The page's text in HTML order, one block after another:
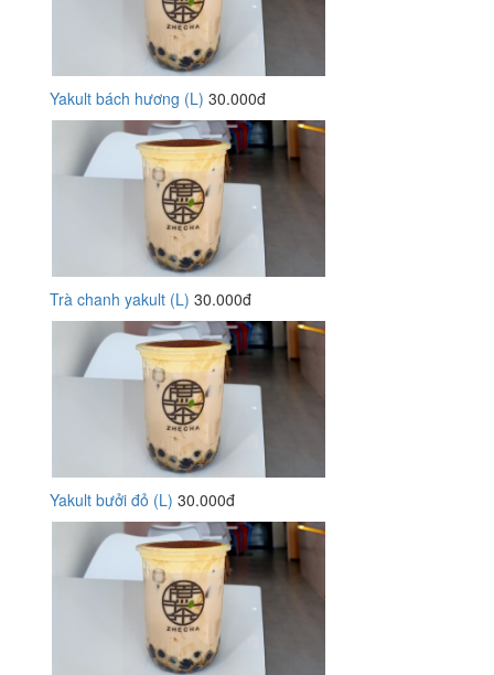
Yakult bách hương (L) 30.000đ
Trà chanh yakult (L) 30.000đ
Yakult bưởi đỏ (L) 30.000đ